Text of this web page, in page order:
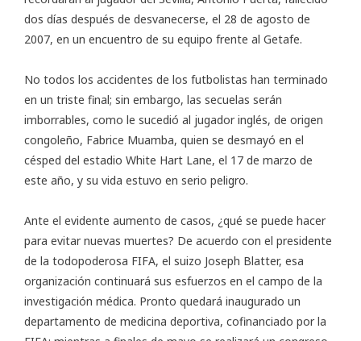
dos días después de desvanecerse, el 28 de agosto de
2007, en un encuentro de su equipo frente al Getafe.
No todos los accidentes de los futbolistas han terminado
en un triste final; sin embargo, las secuelas serán
imborrables, como le sucedió al jugador inglés, de origen
congoleño, Fabrice Muamba, quien se desmayó en el
césped del estadio White Hart Lane, el 17 de marzo de
este año, y su vida estuvo en serio peligro.
Ante el evidente aumento de casos, ¿qué se puede hacer
para evitar nuevas muertes? De acuerdo con el presidente
de la todopoderosa FIFA, el suizo Joseph Blatter, esa
organización continuará sus esfuerzos en el campo de la
investigación médica. Pronto quedará inaugurado un
departamento de medicina deportiva, cofinanciado por la